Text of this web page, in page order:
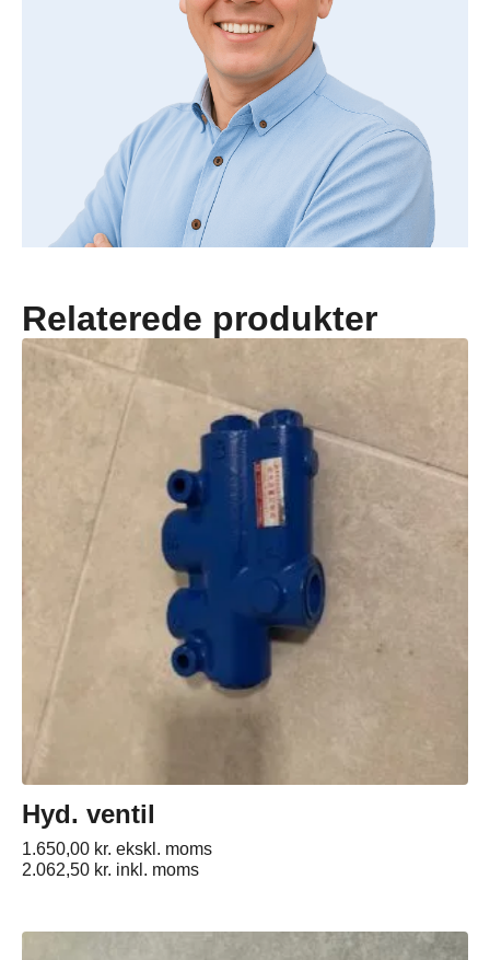
Relaterede produkter
Hyd. ventil
1.650,00 kr. ekskl. moms
2.062,50 kr. inkl. moms